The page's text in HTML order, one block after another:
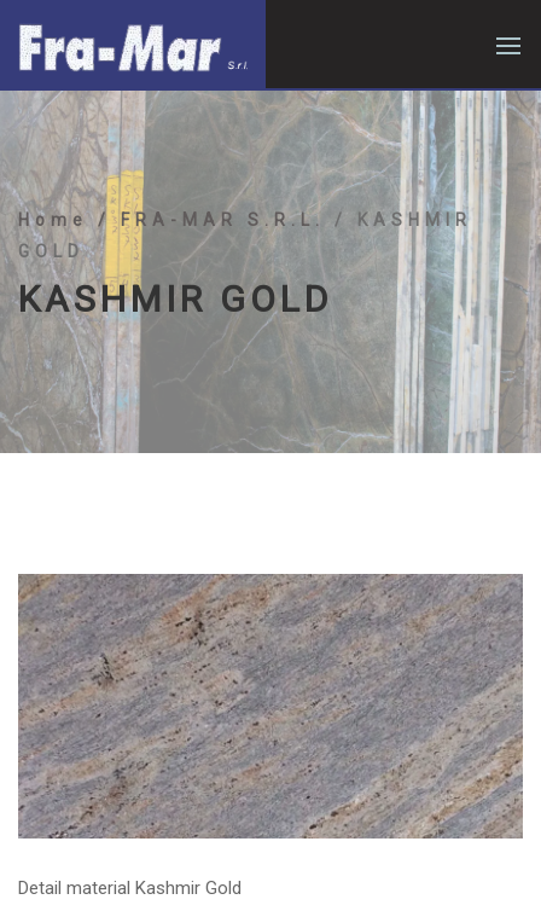
Home / FRA-MAR S.R.L. / KASHMIR
GOLD
KASHMIR GOLD
Detail material Kashmir Gold